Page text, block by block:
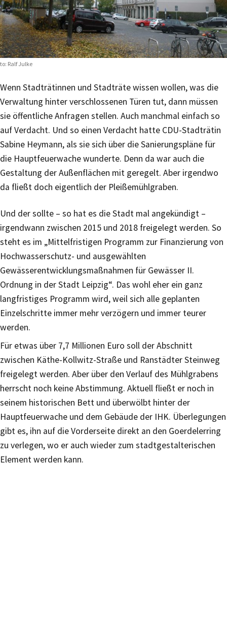
Ralf Julke
Wenn Stadträtinnen und Stadträte wissen wollen, was die
Verwaltung hinter verschlossenen Türen tut, dann müssen
sie öffentliche Anfragen stellen. Auch manchmal einfach so
auf Verdacht. Und so einen Verdacht hatte CDU-Stadträtin
Sabine Heymann, als sie sich über die Sanierungspläne für
die Hauptfeuerwache wunderte. Denn da war auch die
Gestaltung der Außenflächen mit geregelt. Aber irgendwo
da fließt doch eigentlich der Pleißemühlgraben.
Und der sollte – so hat es die Stadt mal angekündigt –
irgendwann zwischen 2015 und 2018 freigelegt werden. So
steht es im „Mittelfristigen Programm zur Finanzierung von
Hochwasserschutz- und ausgewählten
Gewässerentwicklungsmaßnahmen für Gewässer II.
Ordnung in der Stadt Leipzig“. Das wohl eher ein ganz
langfristiges Programm wird, weil sich alle geplanten
Einzelschritte immer mehr verzögern und immer teurer
werden.
Für etwas über 7,7 Millionen Euro soll der Abschnitt
zwischen Käthe-Kollwitz-Straße und Ranstädter Steinweg
freigelegt werden. Aber über den Verlauf des Mühlgrabens
herrscht noch keine Abstimmung. Aktuell fließt er noch in
seinem historischen Bett und überwölbt hinter der
Hauptfeuerwache und dem Gebäude der IHK. Überlegungen
gibt es, ihn auf die Vorderseite direkt an den Goerdelerring
zu verlegen, wo er auch wieder zum stadtgestalterischen
Element werden kann.